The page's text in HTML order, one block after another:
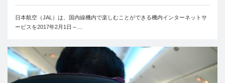
日本航空（JAL）は、国内線機内で楽しむことができる機内インターネットサ
ービスを2017年2月1日～…